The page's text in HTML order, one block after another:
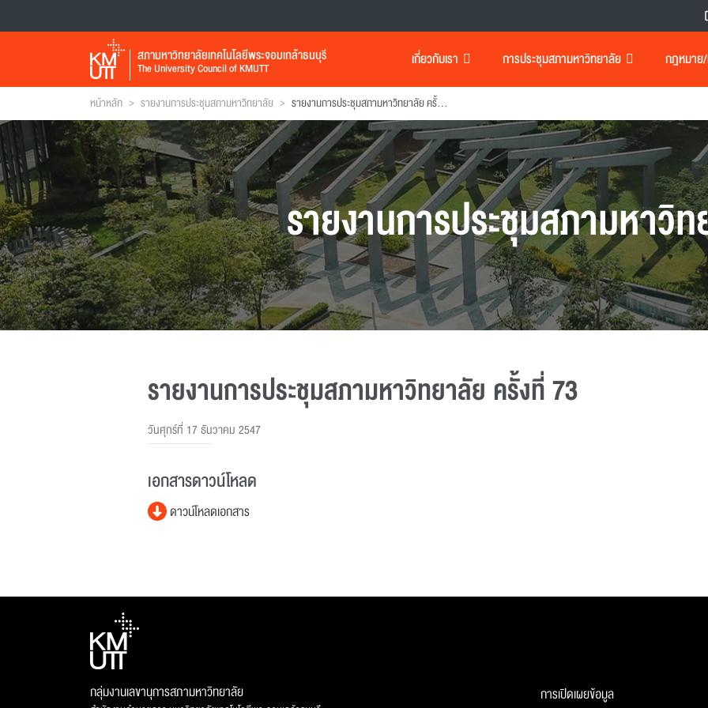
สภามหาวิทยาลัยเทคโนโลยีพระจอมเกล้าธนบุรี
The University Council of KMUTT เกี่ยวกับเรา การประชุมสภามหาวิทยาลัย กฎหมาย/
หน้าหลัก > รายงานการประชุมสภามหาวิทยาลัย > รายงานการประชุมสภามหาวิทยาลัย ครั้งที่ 73
รายงานการประชุมสภามหาวิ
รายงานการประชุมสภามหาวิทยาลัย ครั้งที่ 73
วันศุกร์ที่ 17 ธันวาคม 2547
เอกสารดาวน์โหลด
ดาวน์โหลดเอกสาร
กลุ่มงานเลขานุการสภามหาวิทยาลัย การเปิดเผยข้อมูล